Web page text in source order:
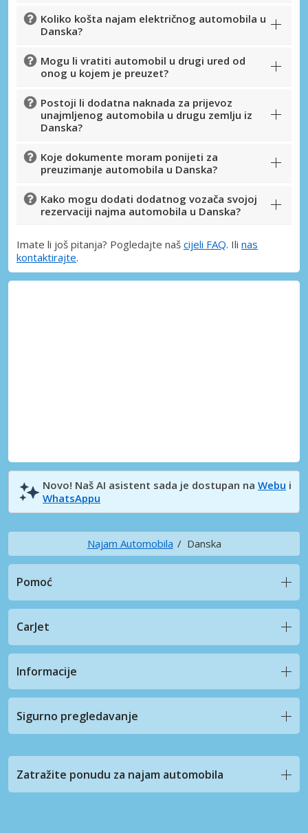
Koliko košta najam električnog automobila u
Danska?
Mogu li vratiti automobil u drugi ured od
onog u kojem je preuzet?
Postoji li dodatna naknada za prijevoz
unajmljenog automobila u drugu zemlju iz
Danska?
Koje dokumente moram ponijeti za
preuzimanje automobila u Danska?
Kako mogu dodati dodatnog vozača svojoj
rezervaciji najma automobila u Danska?
Imate li još pitanja? Pogledajte naš cijeli FAQ. Ili nas
kontaktirajte.
Novo! Naš AI asistent sada je dostupan na Webu i
WhatsAppu
Najam Automobila Danska
Pomoć
CarJet
Informacije
Sigurno pregledavanje
Zatražite ponudu za najam automobila